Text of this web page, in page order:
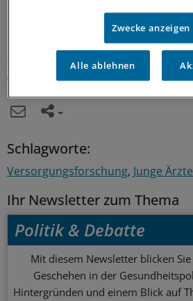
"Eben ein umfassendes,
auch Jungen und Alten die Chance
gegenseitig zu unterstützen", so
Schlagworte:
Versorgungsforschung Junge Ärzte
Ihr Newsletter zum Thema
Politik & Debatte
Mit diesem Newsletter blicken
Geschehen in der
Hintergründen und einem Blick auf
Zwecke anzeigen
Alle ablehnen